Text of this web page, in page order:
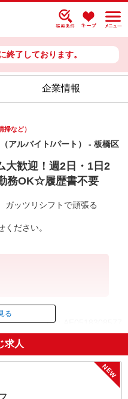
終了しております。
企業情報
など）
アルバイト/パート） - 板橋区
大歓迎！週2日・1日2
務OK☆履歴書不要
ガッツリシフトで頑張る
ください。
円
ID：AE0518308577
終了
る
求人
NEW